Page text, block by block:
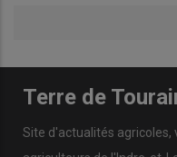
Terre de
Site d'actualités agricoles,